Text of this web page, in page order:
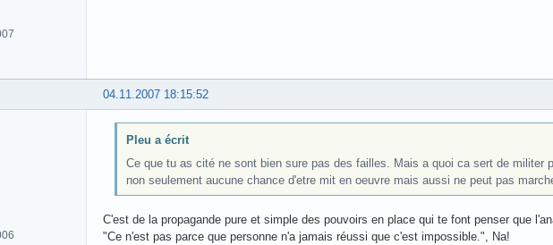
04.11.2007 18:15:52
Pleu a écrit
Ce que tu as cité ne sont bien sure pas des failles. Mais a quoi ca sert de militer
non seulement aucune chance d'etre mit en oeuvre mais aussi ne peut pas
C'est de la propagande pure et simple des pouvoirs en place qui te font penser que
"Ce n'est pas parce que personne n'a jamais réussi que c'est impossible.", Na!